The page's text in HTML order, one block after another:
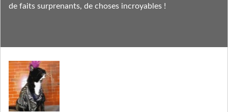
de faits surprenants, de choses incroyables !